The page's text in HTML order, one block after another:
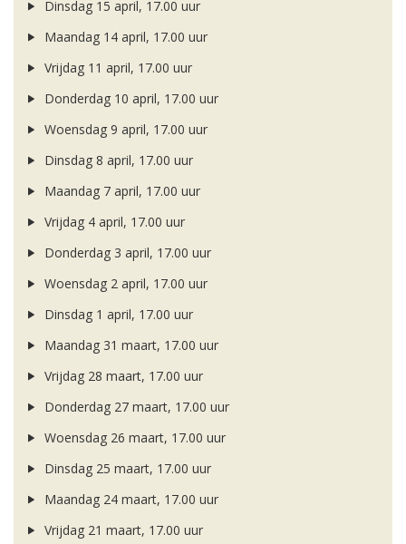
Dinsdag 15 april, 17.00 uur
Maandag 14 april, 17.00 uur
Vrijdag 11 april, 17.00 uur
Donderdag 10 april, 17.00 uur
Woensdag 9 april, 17.00 uur
Dinsdag 8 april, 17.00 uur
Maandag 7 april, 17.00 uur
Vrijdag 4 april, 17.00 uur
Donderdag 3 april, 17.00 uur
Woensdag 2 april, 17.00 uur
Dinsdag 1 april, 17.00 uur
Maandag 31 maart, 17.00 uur
Vrijdag 28 maart, 17.00 uur
Donderdag 27 maart, 17.00 uur
Woensdag 26 maart, 17.00 uur
Dinsdag 25 maart, 17.00 uur
Maandag 24 maart, 17.00 uur
Vrijdag 21 maart, 17.00 uur